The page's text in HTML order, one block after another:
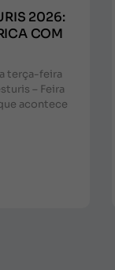
2026:
COM
terça-feira
– Feira
acontece